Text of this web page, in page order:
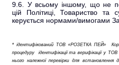
9.6. У всьому іншому, що не
цій Політиці, Товариство та
керується нормами/вимогами
* ідентифікований ТОВ «РОЗЕТКА ПЕЙ»
процедуру ідентифікації та верифікації у
нього належної перевірки для